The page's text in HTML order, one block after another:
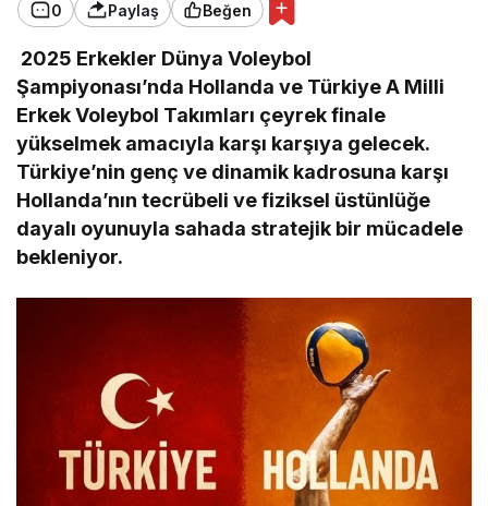
0 Paylaş Beğen
2025 Erkekler Dünya Voleybol
Şampiyonası’nda Hollanda ve Türkiye A Milli
Erkek Voleybol Takımları çeyrek finale
yükselmek amacıyla karşı karşıya gelecek.
Türkiye’nin genç ve dinamik kadrosuna karşı
Hollanda’nın tecrübeli ve fiziksel üstünlüğe
dayalı oyunuyla sahada stratejik bir mücadele
bekleniyor.